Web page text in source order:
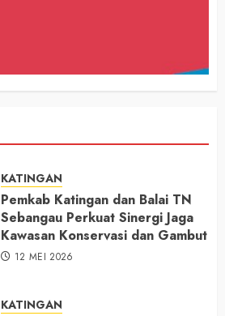
KATINGAN
Pemkab Katingan dan Balai TN
Sebangau Perkuat Sinergi Jaga
Kawasan Konservasi dan Gambut
12 MEI 2026
KATINGAN